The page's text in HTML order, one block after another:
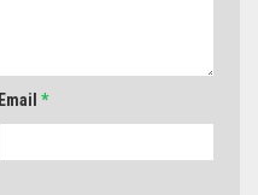
Email *